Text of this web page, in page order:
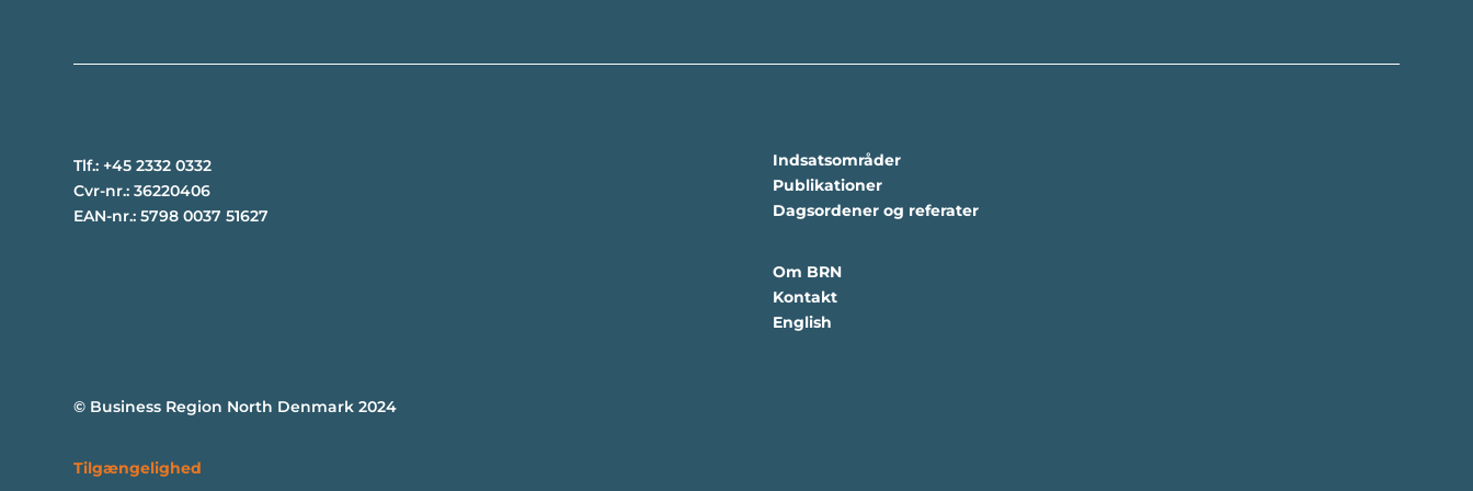
Tlf.: +45 2332 0332
Cvr-nr.: 36220406
EAN-nr.: 5798 0037 51627
Indsatsområder
Publikationer
Dagsordener og referater
Om BRN
Kontakt
English
© Business Region North Denmark 2024
Tilgængelighed